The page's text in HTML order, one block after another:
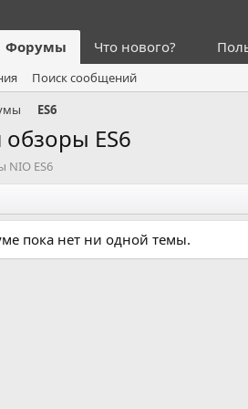
Форумы Что нового?
Поиск сообщений
ES6
обзоры ES6
NIO ES6
пока нет ни одной темы.